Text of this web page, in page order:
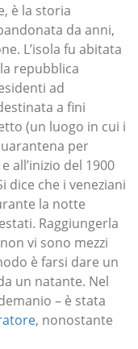
è la storia
da anni,
L’isola fu abitata
repubblica
ad
a fini
(un luogo in cui i
per
all’inizio del 1900
dice che i veneziani
la notte
Raggiungerla
vi sono mezzi
è farsi dare un
un natante. Nel
– è stata
, nonostante